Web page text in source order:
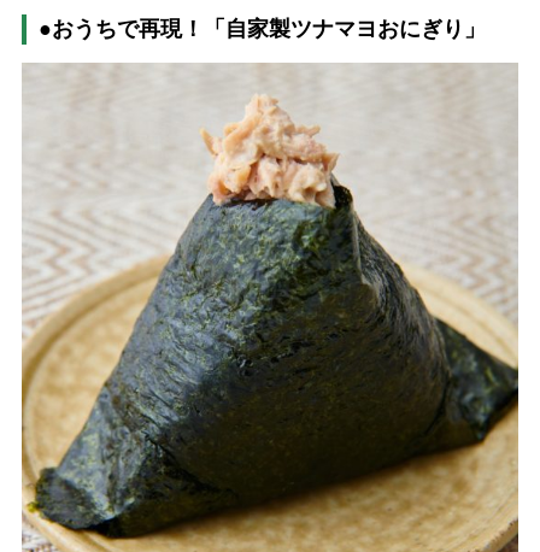
●おうちで再現！「自家製ツナマヨおにぎり」